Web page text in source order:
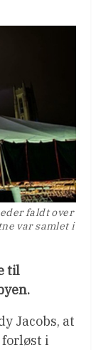
faldt over
var samlet i
til
Jacobs, at
i